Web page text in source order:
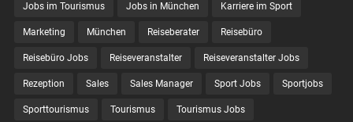
Jobs im Tourismus Jobs in München Karriere im Sport
Marketing München Reiseberater Reisebüro
Reisebüro Jobs Reiseveranstalter Reiseveranstalter Jobs
Rezeption Sales Sales Manager Sport Jobs Sportjobs
Sporttourismus Tourismus Tourismus Jobs